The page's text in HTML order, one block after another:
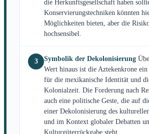
die Herkunftsgesellschaft haben
Konservierungstechniken könnten
Möglichkeiten bieten, aber die
hochsensibel.
3 Symbolik der Dekolonisierung
Wert hinaus ist die Aztekenkrone ein
für die mexikanische Identität und
Kolonialzeit. Die Forderung nach
auch eine politische Geste, die auf
einer Dekolonisierung des
und im Kontext globaler Debatten
Kulturgüterrückgabe steht.